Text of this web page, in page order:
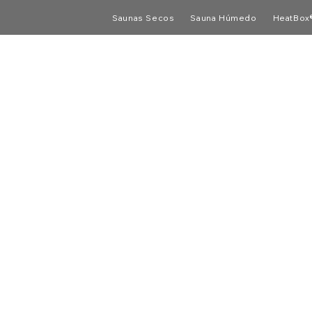
Saunas Secos Sauna Húmedo